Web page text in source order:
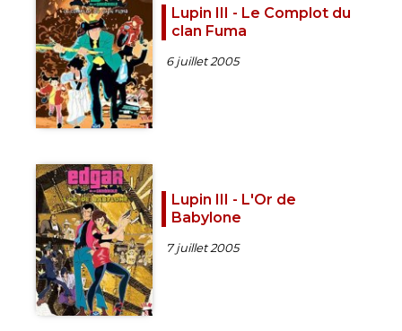
Lupin III - Le Complot du
clan Fuma
6 juillet 2005
Lupin III - L'Or de
Babylone
7 juillet 2005